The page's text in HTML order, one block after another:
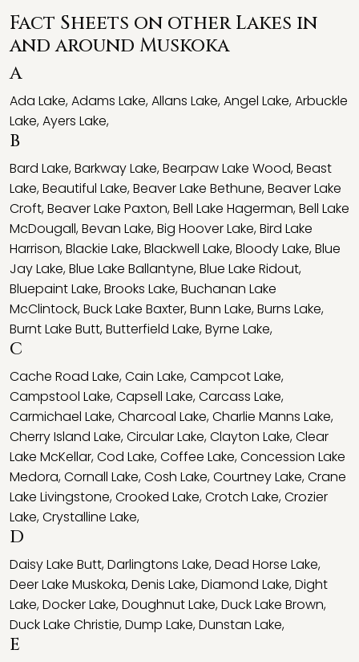
Fact Sheets on other Lakes in
and around Muskoka
A
Ada Lake,Adams Lake,Allans Lake,Angel Lake,Arbuckle
Lake,Ayers Lake,
B
Bard Lake,Barkway Lake,Bearpaw Lake Wood,Beast
Lake,Beautiful Lake,Beaver Lake Bethune,Beaver Lake
Croft,Beaver Lake Paxton,Bell Lake Hagerman,Bell Lake
McDougall,Bevan Lake,Big Hoover Lake,Bird Lake
Harrison,Blackie Lake,Blackwell Lake,Bloody Lake,Blue
Jay Lake,Blue Lake Ballantyne,Blue Lake Ridout,
Bluepaint Lake,Brooks Lake,Buchanan Lake
McClintock,Buck Lake Baxter,Bunn Lake,Burns Lake,
Burnt Lake Butt,Butterfield Lake,Byrne Lake,
C
Cache Road Lake,Cain Lake,Campcot Lake,
Campstool Lake,Capsell Lake,Carcass Lake,
Carmichael Lake,Charcoal Lake,Charlie Manns Lake,
Cherry Island Lake,Circular Lake,Clayton Lake,Clear
Lake McKellar,Cod Lake,Coffee Lake,Concession Lake
Medora,Cornall Lake,Cosh Lake,Courtney Lake,Crane
Lake Livingstone,Crooked Lake,Crotch Lake,Crozier
Lake,Crystalline Lake,
D
Daisy Lake Butt,Darlingtons Lake,Dead Horse Lake,
Deer Lake Muskoka,Denis Lake,Diamond Lake,Dight
Lake,Docker Lake,Doughnut Lake,Duck Lake Brown,
Duck Lake Christie,Dump Lake,Dunstan Lake,
E